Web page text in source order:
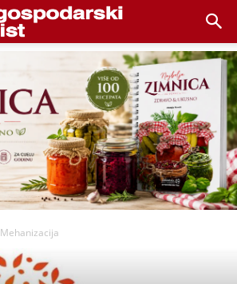
Mehanizacija